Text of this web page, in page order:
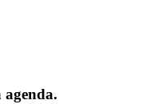
agenda.